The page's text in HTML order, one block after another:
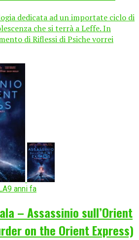
dedicata ad un importate ciclo di
che si terrà a Leffe. In
di Riflessi di Psiche vorrei
9 anni fa
– Assassinio sull’Orient
on the Orient Express)